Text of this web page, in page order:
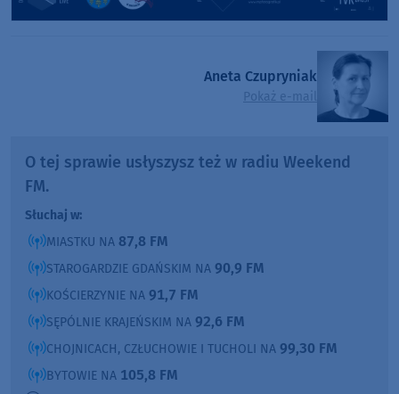
Aneta Czupryniak
Pokaż e-mail
O tej sprawie usłyszysz też w radiu Weekend
FM.
Słuchaj w:
MIASTKU NA 87,8 FM
STAROGARDZIE GDAŃSKIM NA 90,9 FM
KOŚCIERZYNIE NA 91,7 FM
SĘPÓLNIE KRAJEŃSKIM NA 92,6 FM
CHOJNICACH, CZŁUCHOWIE I TUCHOLI NA 99,30 FM
BYTOWIE NA 105,8 FM